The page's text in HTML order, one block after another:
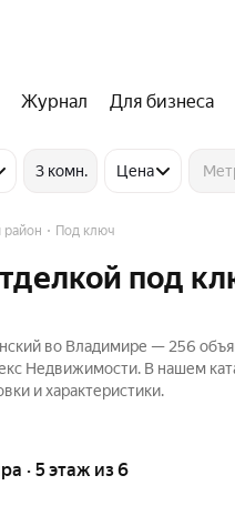
Журнал Для бизнеса
3 комн. Цена
район Под ключ
под
во Владимире — 256
Недвижимости. В нашем
и характеристики.
· 5 этаж из 6